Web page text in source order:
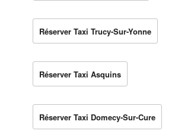
Réserver Taxi Trucy-Sur-Yonne
Réserver Taxi Asquins
Réserver Taxi Domecy-Sur-Cure